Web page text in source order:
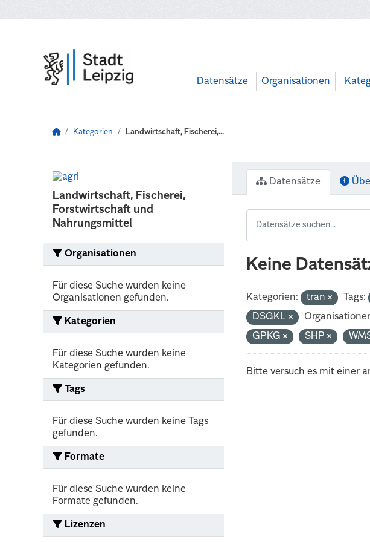
Datensätze Organisationen
Kategorien Landwirtschaft, Fischerei,...
Landwirtschaft, Fischerei,
Forstwirtschaft und
Nahrungsmittel
Organisationen
Für diese Suche wurden keine
Organisationen gefunden.
Kategorien
Für diese Suche wurden keine
Kategorien gefunden.
Tags
Für diese Suche wurden keine Tags
gefunden.
Formate
Für diese Suche wurden keine
Formate gefunden.
Lizenzen
Datensätze
Keine
Kategorien: tran Tags:
DSGKL
GPKG
SHP
Bitte versuch es mit einer